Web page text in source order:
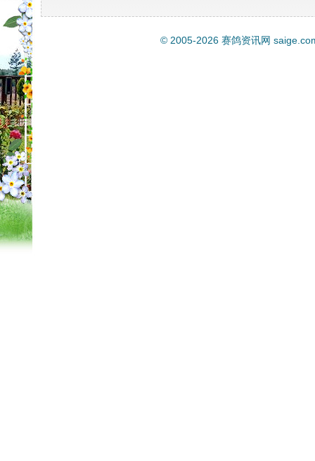
© 2005-2026 赛鸽资讯网